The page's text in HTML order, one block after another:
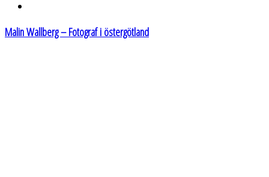
Malin Wallberg – Fotograf i östergötland